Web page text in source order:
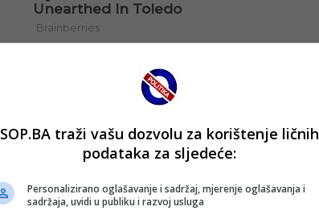
SOP.BA traži vašu dozvolu za korištenje ličnih
podataka za sljedeće:
Personalizirano oglašavanje i sadržaj, mjerenje oglašavanja i
sadržaja, uvidi u publiku i razvoj usluga